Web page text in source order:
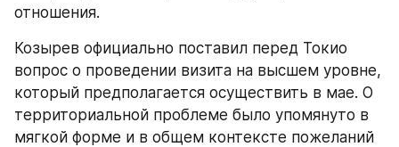
отношения.
Козырев официально поставил перед Токио
вопрос о проведении визита на высшем уровне,
который предполагается осуществить в мае. О
территориальной проблеме было упомянуто в
мягкой форме и в общем контексте пожеланий